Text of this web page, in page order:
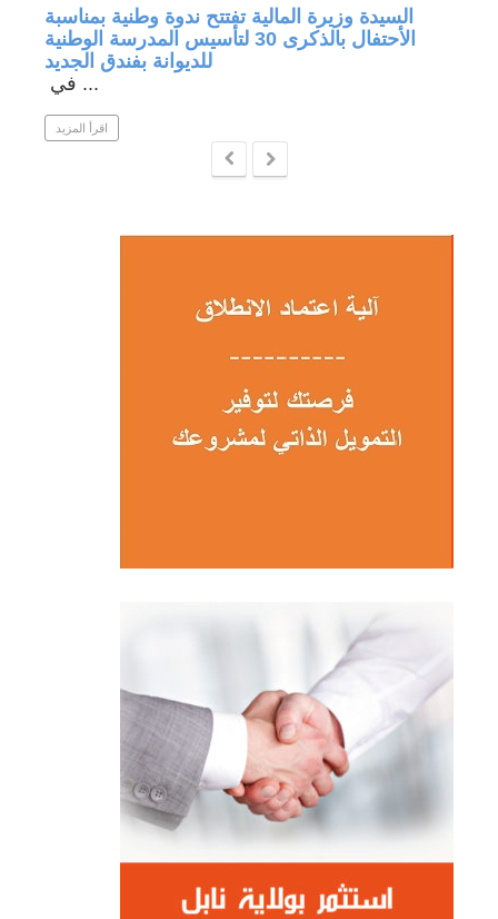
السيدة وزيرة المالية تفتتح ندوة وطنية بمناسبة
الأحتفال بالذكرى 30 لتأسيس المدرسة الوطنية
للديوانة بفندق الجديد
في ...
اقرأ المزيد